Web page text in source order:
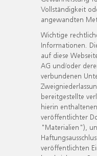
Vollständigkeit
angewandten
Wichtige
Informationen.
auf diese
AG und/oder
verbundenen
bereitgestellte
hierin
veröffentlichter
"Materialien"),
veröffentlichten